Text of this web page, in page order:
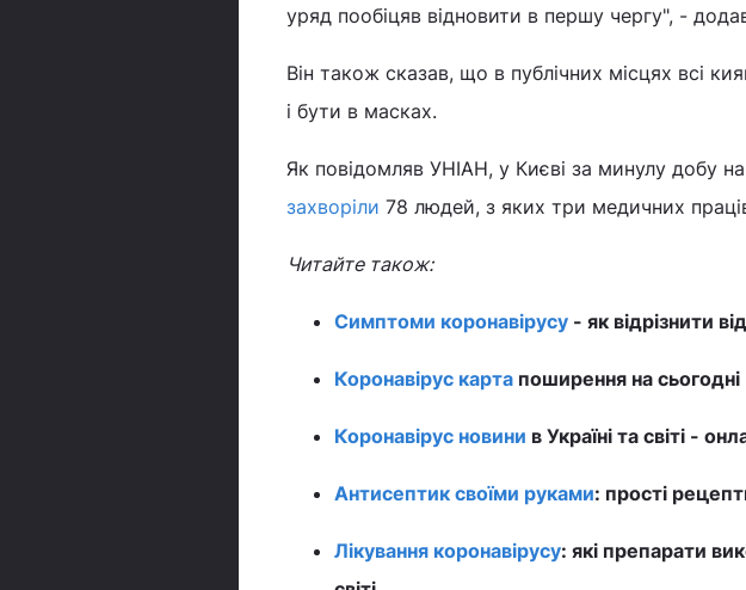
уряд пообіцяв відновити в першу чергу", -
Він також сказав, що в публічних місцях всі
і бути в масках.
Як повідомляв УНІАН, у Києві за минулу добу
захворіли 78 людей, з яких три медичних
Читайте також:
Симптоми коронавірусу - як відрізнити
Коронавірус карта поширення на
Коронавірус новини в Україні та світі -
Антисептик своїми руками: прості
Лікування коронавірусу: які препарати